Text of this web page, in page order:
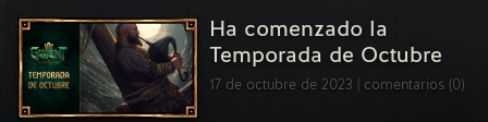
Ha comenzado la
Temporada de Octubre
17 de octubre de 2023 comentarios (0)